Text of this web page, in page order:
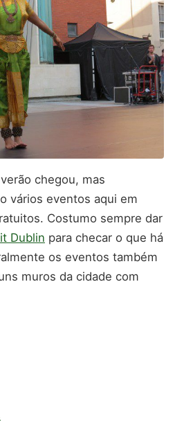
chegou, mas
vários eventos aqui em
Costumo sempre dar
Dublin para checar o que há
os eventos também
muros da cidade com